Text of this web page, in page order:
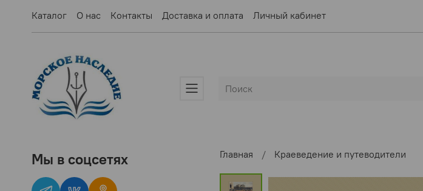
Каталог О нас Контакты Доставка и оплата Личный кабинет
Главная Краеведение и путеводители
Мы в соцсетях